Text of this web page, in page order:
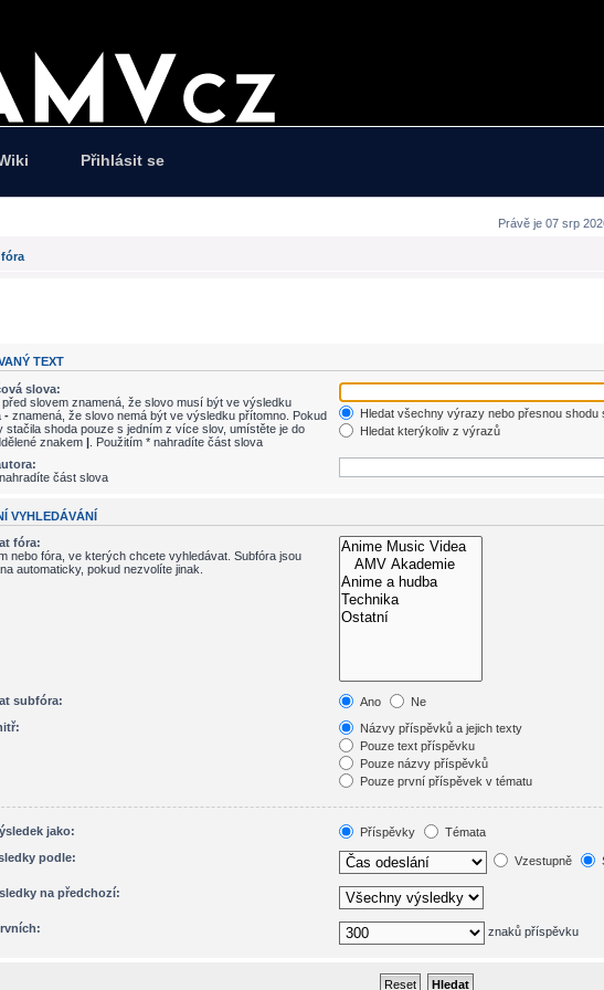
Přihlásit se
Právě je 07 srp
TEXT
slova:
před slovem znamená, že slovo musí být ve výsledku
- znamená, že slovo nemá být ve výsledku přítomno. Pokud
stačila shoda pouze s jedním z více slov, umístěte je do
znakem | . Použitím * nahradíte část slova
Hledat všechny výrazy nebo přesnou shodu
Hledat kterýkoliv z výrazů
část slova
VYHLEDÁVÁNÍ
fóra:
nebo fóra, ve kterých chcete vyhledávat. Subfóra jsou
automaticky, pokud nezvolíte jinak.
subfóra: Ano
Ne
Názvy příspěvků a jejich texty
Pouze text příspěvku
Pouze názvy příspěvků
Pouze první příspěvek v tématu
jako: Příspěvky
Témata
podle:
Vzestupně
na předchozí:
znaků příspěvku